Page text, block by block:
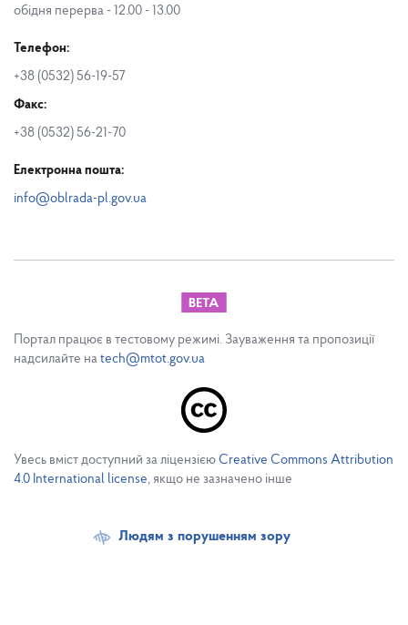
обідня перерва - 12.00 - 13.00
Телефон:
+38 (0532) 56-19-57
Факс:
+38 (0532) 56-21-70
Електронна пошта:
info@oblrada-pl.gov.ua
Портал працює в тестовому режимі. Зауваження та пропозиції
надсилайте на tech@mtot.gov.ua
Увесь вміст доступний за ліцензією Creative Commons Attribution
4.0 International license, якщо не зазначено інше
Людям з порушенням зору